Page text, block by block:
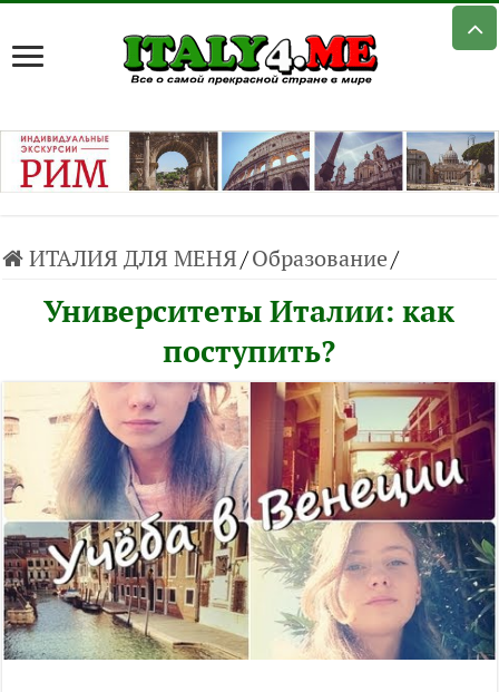
ИТАЛИЯ ДЛЯ МЕНЯ/Образование/
Университеты Италии: как
поступить?